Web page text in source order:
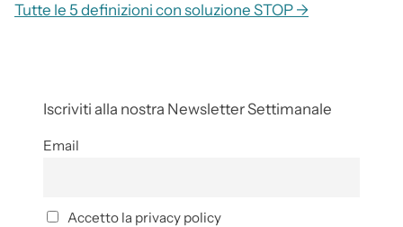
Tutte le 5 definizioni con soluzione STOP →
Iscriviti alla nostra Newsletter Settimanale
Email
Accetto la privacy policy